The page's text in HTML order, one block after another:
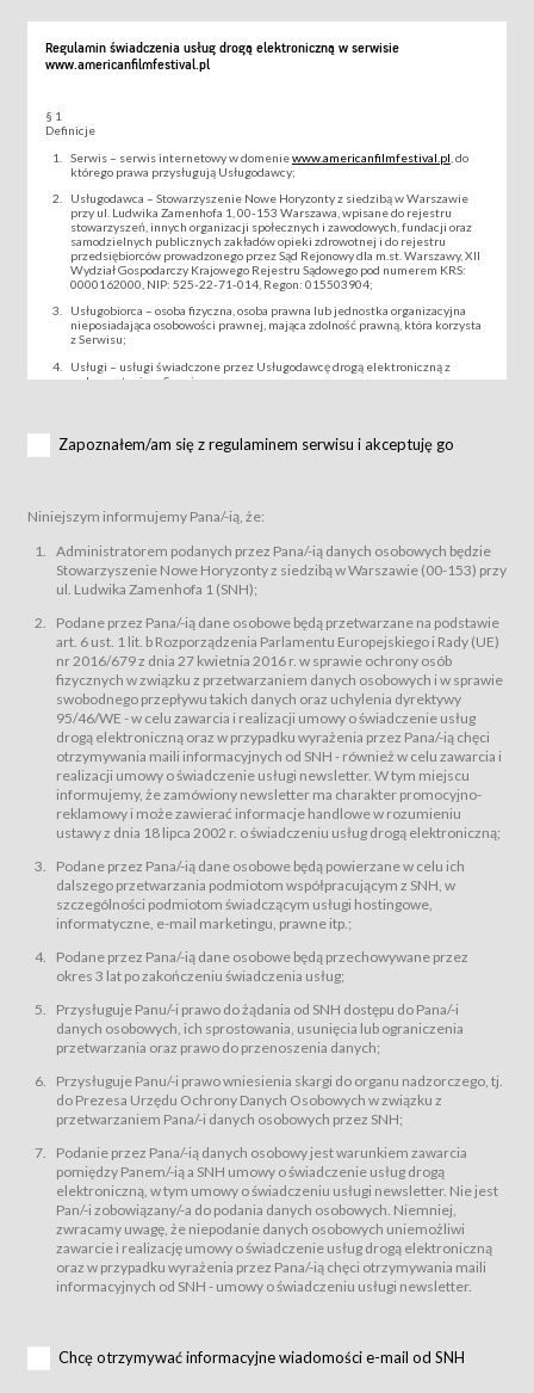
Regulamin świadczenia usług drogą elektroniczną w serwisie
www.americanfilmfestival.pl
§ 1
Definicje
Serwis – serwis internetowy w domeniewww.americanfilmfestival.pl , do
którego prawa przysługują Usługodawcy;
Usługodawca – Stowarzyszenie Nowe Horyzonty z siedzibą w Warszawie
przy ul. Ludwika Zamenhofa 1, 00-153 Warszawa, wpisane do rejestru
stowarzyszeń, innych organizacji społecznych i zawodowych, fundacji oraz
samodzielnych publicznych zakładów opieki zdrowotnej i do rejestru
przedsiębiorców prowadzonego przez Sąd Rejonowy dla m.st. Warszawy, XII
Wydział Gospodarczy Krajowego Rejestru Sądowego pod numerem KRS:
0000162000, NIP: 525-22-71-014, Regon: 015503904;
Usługobiorca – osoba fizyczna, osoba prawna lub jednostka organizacyjna
nieposiadająca osobowości prawnej, mająca zdolność prawną, która korzysta
z Serwisu;
Usługi – usługi świadczone przez Usługodawcę drogą elektroniczną z
wykorzystaniem Serwisu;
za pośrednictwem Serwisu;
podmiotom z branży mediów i filmowej (Akredytacje);
Bilety – wybrane dokumenty potwierdzające zawarcie umowy z
Usługodawcą i uprawniające do wzięcia udziału w Wydarzeniu,
przewidziane przez Usługodawcę dla danego Wydarzenia, tj. uprawniające
do uczestnictwa w wielu albo w pojedynczych seansach filmowych,
Sklep – sklep internetowy prowadzony przez Usługodawcę w Serwisie;
Regulamin – niniejszy regulamin.
§ 2
Postanowienia ogólne
Regulamin określa zasady:
świadczenia Usługobiorcom Usług przez Usługodawcę, z
zastrzeżeniem usług, o których mowa w ust. 2 pkt. 4 i 5 poniżej, których
zasady świadczenia precyzują odrębne regulaminy,
przetwarzania przez Usługodawcę danych osobowych Usługobiorców
będących osobami fizycznymi.
świadczy Usługi drogą elektroniczną w rozumieniu ustawy z dnia 18 lipca
2002 r. o świadczeniu usług drogą elektroniczną (Dz.U. z 2002 r., Nr 144, poz.
1204, z późń. zm.). Usługi świadczone są nieodpłatnie.
usługę przeglądania i odczytywania przez Usługobiorców materiałów
zamieszczanych w Serwisie,
usługę utrzymywania konta użytkownika w Serwisie,
usługę newsletter,
usługę zawierania na odległość umów nabycia Karnetów i Biletów,
usługę zawierania na odległość umów sprzedaży w Sklepie.
dnia 18 lipca 2002 r. o świadczeniu usług drogą elektroniczną (Dz.U. z 2002
r., Nr 144, poz. 1204, z późń. zm.). Usługi świadczone są nieodpłatnie.
Na zasadach określonych w Regulaminie dostęp do Serwisu jest otwarty dla
Usługobiorca przed rozpoczęciem korzystania z Serwisu jest zobowiązany
zapoznać się z Regulaminem. Założenie konta w Serwisie oraz zamówienie
usługi newsletter za pośrednictwem przeznaczonego do tego formularza
zamieszczonego na stronach Serwisu dostępnych dla wszystkich
Usługobiorców wymaga akceptacji postanowień Regulaminu.
Usługobiorca zobowiązany jest do przestrzegania postanowień Regulaminu
od chwili rozpoczęcia korzystania z Serwisu.
Regulamin jest udostępniony Usługobiorcom nieodpłatnie za
Warunki techniczne korzystania z Usług
Zapoznałem/am się z regulaminem serwisu i akceptuję go
Niniejszym informujemy Pana/-ią, że:
Administratorem podanych przez Pana/-ią danych osobowych będzie
Stowarzyszenie Nowe Horyzonty z siedzibą w Warszawie (00-153) przy
ul. Ludwika Zamenhofa 1 (SNH);
Podane przez Pana/-ią dane osobowe będą przetwarzane na podstawie
art. 6 ust. 1 lit. b Rozporządzenia Parlamentu Europejskiego i Rady (UE)
nr 2016/679 z dnia 27 kwietnia 2016 r. w sprawie ochrony osób
fizycznych w związku z przetwarzaniem danych osobowych i w sprawie
swobodnego przepływu takich danych oraz uchylenia dyrektywy
95/46/WE - w celu zawarcia i realizacji umowy o świadczenie usług
drogą elektroniczną oraz w przypadku wyrażenia przez Pana/-ią chęci
otrzymywania maili informacyjnych od SNH - również w celu zawarcia i
realizacji umowy o świadczenie usługi newsletter. W tym miejscu
informujemy, że zamówiony newsletter ma charakter promocyjno-
reklamowy i może zawierać informacje handlowe w rozumieniu
ustawy z dnia 18 lipca 2002 r. o świadczeniu usług drogą elektroniczną;
Podane przez Pana/-ią dane osobowe będą powierzane w celu ich
dalszego przetwarzania podmiotom współpracującym z SNH, w
szczególności podmiotom świadczącym usługi hostingowe,
informatyczne, e-mail marketingu, prawne itp.;
Podane przez Pana/-ią dane osobowe będą przechowywane przez
okres 3 lat po zakończeniu świadczenia usług;
Przysługuje Panu/-i prawo do żądania od SNH dostępu do Pana/-i
danych osobowych, ich sprostowania, usunięcia lub ograniczenia
przetwarzania oraz prawo do przenoszenia danych;
Przysługuje Panu/-i prawo wniesienia skargi do organu nadzorczego, tj.
do Prezesa Urzędu Ochrony Danych Osobowych w związku z
przetwarzaniem Pana/-i danych osobowych przez SNH;
Podanie przez Pana/-ią danych osobowy jest warunkiem zawarcia
pomiędzy Panem/-ią a SNH umowy o świadczenie usług drogą
elektroniczną, w tym umowy o świadczeniu usługi newsletter. Nie jest
Pan/-i zobowiązany/-a do podania danych osobowych. Niemniej,
zwracamy uwagę, że niepodanie danych osobowych uniemożliwi
zawarcie i realizację umowy o świadczenie usług drogą elektroniczną
oraz w przypadku wyrażenia przez Pana/-ią chęci otrzymywania maili
informacyjnych od SNH - umowy o świadczeniu usługi newsletter.
Chcę otrzymywać informacyjne wiadomości e-mail od SNH